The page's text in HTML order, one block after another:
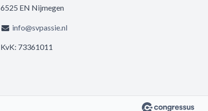
6525 EN Nijmegen
info@svpassie.nl
KvK: 73361011